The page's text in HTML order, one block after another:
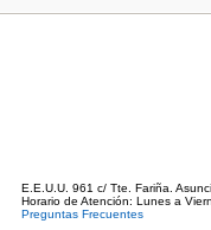
E.E.U.U. 961 c/ Tte. Fariña.
Horario de Atención: Lunes a
Preguntas Frecuentes